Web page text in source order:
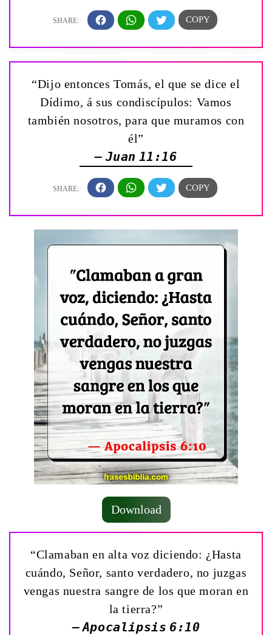
“Dijo entonces Tomás, el que se dice el
Dídimo, á sus condiscípulos: Vamos
también nosotros, para que muramos con
él”
— Juan 11:16
Download
“Clamaban en alta voz diciendo: ¿Hasta
cuándo, Señor, santo verdadero, no juzgas
vengas nuestra sangre de los que moran en
la tierra?”
— Apocalipsis 6:10